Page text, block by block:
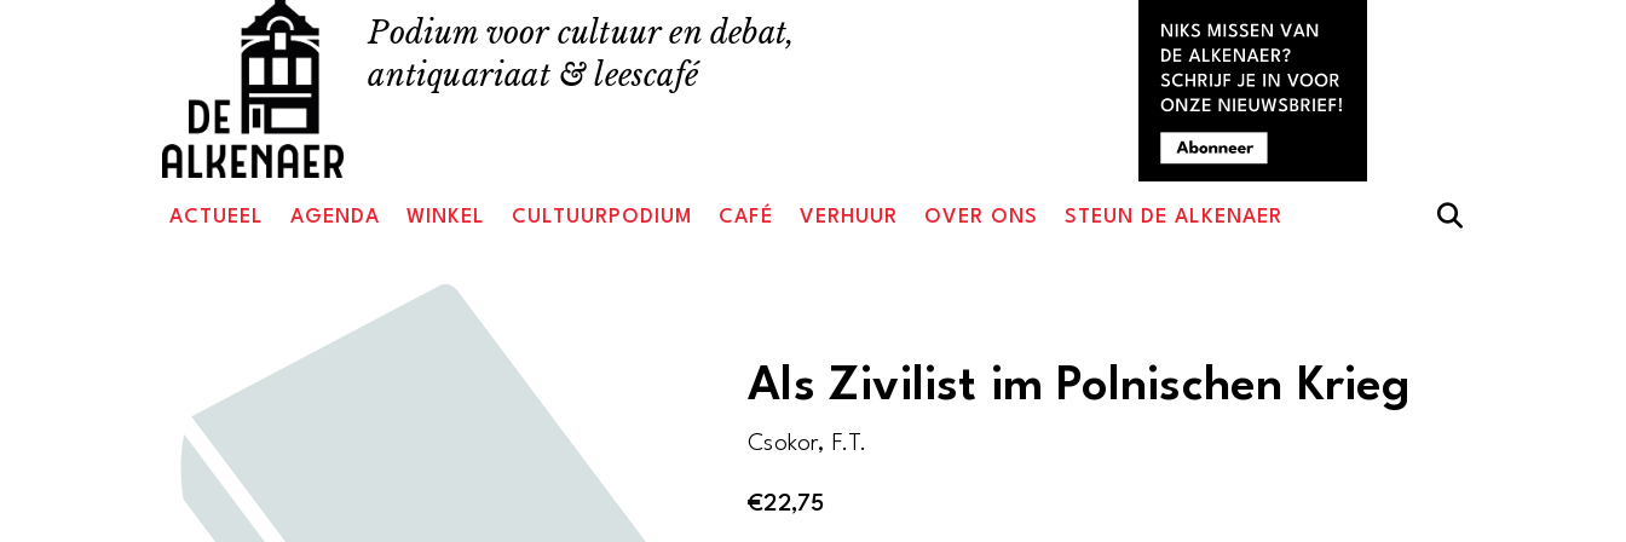
Podium voor cultuur en debat,
antiquariaat & leescafé
ACTUEEL AGENDA WINKEL CULTUURPODIUM CAFÉ VERHUUR OVER ONS STEUN DE ALKENAER
Als Zivilist im Polnischen Krieg
Csokor, F.T.
€22,75